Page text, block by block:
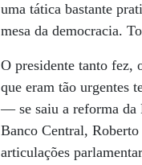
uma tática bastante
mesa da democracia.
O presidente tanto fez,
que eram tão urgentes
— se saiu a reforma da
Banco Central,
articulações